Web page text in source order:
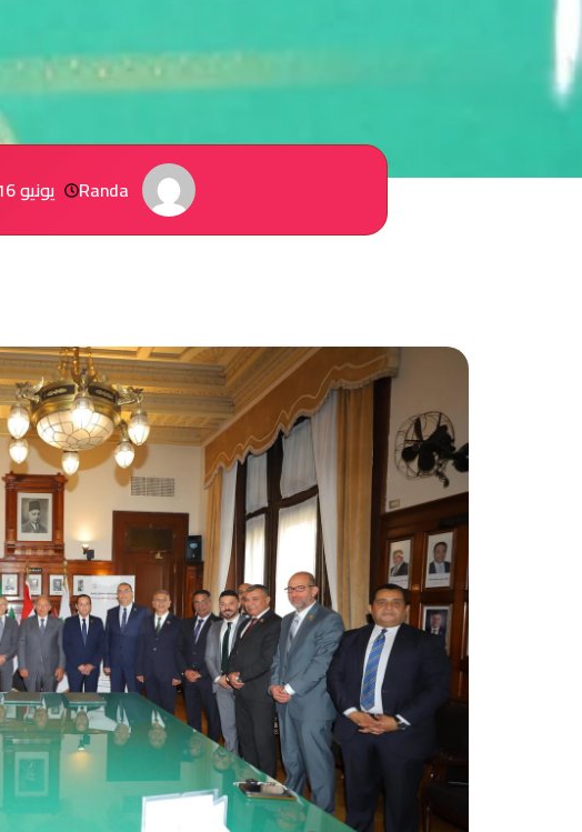
Randa يونيو 16, 2026